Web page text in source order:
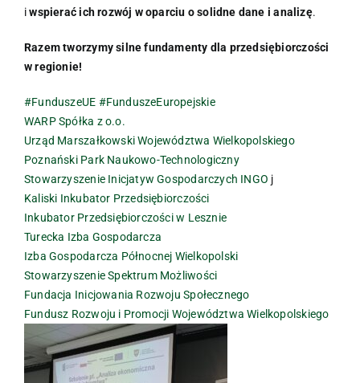
iwspierać ich rozwój w oparciu o solidne dane i analizę.
Razem tworzymy silne fundamenty dla przedsiębiorczości
w regionie!
#FunduszeUE #FunduszeEuropejskie
WARP Spółka z o.o.
Urząd Marszałkowski Województwa Wielkopolskiego
Poznański Park Naukowo-Technologiczny
Stowarzyszenie Inicjatyw Gospodarczych INGO j
Kaliski Inkubator Przedsiębiorczości
Inkubator Przedsiębiorczości w Lesznie
Turecka Izba Gospodarcza
Izba Gospodarcza Północnej Wielkopolski
Stowarzyszenie Spektrum Możliwości
Fundacja Inicjowania Rozwoju Społecznego
Fundusz Rozwoju i Promocji Województwa Wielkopolskiego